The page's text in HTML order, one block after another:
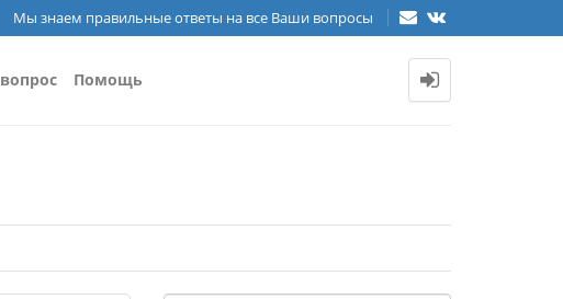
Мы знаем правильные ответы на все Ваши вопросы
Помощь